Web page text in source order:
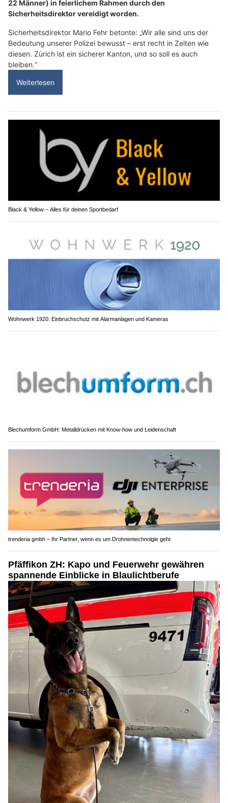
22 Männer) in feierlichem Rahmen durch den
Sicherheitsdirektor vereidigt worden.
Sicherheitsdirektor Mario Fehr betonte: „Wir alle sind uns der
Bedeutung unserer Polizei bewusst – erst recht in Zeiten wie
diesen. Zürich ist ein sicherer Kanton, und so soll es auch
bleiben.“
Weiterlesen
Black & Yellow – Alles für deinen Sportbedarf
Wohnwerk 1920: Einbruchschutz mit Alarmanlagen und Kameras
Blechumform GmbH: Metalldrücken mit Know-how und Leidenschaft
trenderia gmbh – Ihr Partner, wenn es um Drohnentechnolgie geht
Pfäffikon ZH: Kapo und Feuerwehr gewähren
spannende Einblicke in Blaulichtberufe